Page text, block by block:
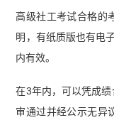
高级社工考试合格的
明，有纸质版也有电
内有效。
在3年内，可以凭成
审通过并经公示无异